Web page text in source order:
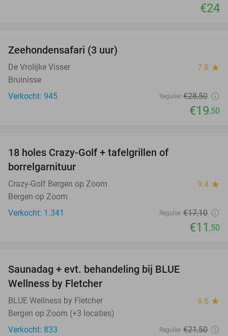
€24
Zeehondensafari (3 uur)
De Vrolijke Visser 7.8 star
Bruinisse
Verkocht: 945
Regulier €28,50
€19,50
18 holes Crazy-Golf + tafelgrillen of
borrelgarnituur
Crazy-Golf Bergen op Zoom 9.4 star
Bergen op Zoom
Verkocht: 1.341
Regulier €17,10
€11 ,50
Saunadag + evt. behandeling bij BLUE
Wellness by Fletcher
BLUE Wellness by Fletcher 9.6 star
Bergen op Zoom (+3 locaties)
Verkocht: 833
Regulier €21,50